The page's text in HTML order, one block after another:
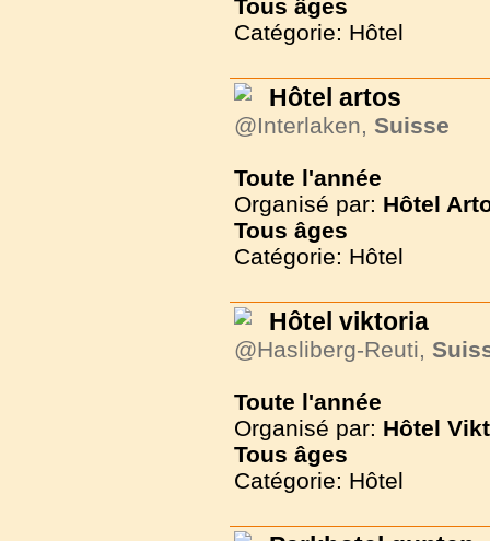
Tous âges
Catégorie: Hôtel
Hôtel artos
@Interlaken, Suisse
Toute l'année
Organisé par: Hôtel
Tous âges
Catégorie: Hôtel
Hôtel viktoria
@Hasliberg-Reuti,
Toute l'année
Organisé par: Hôtel
Tous âges
Catégorie: Hôtel